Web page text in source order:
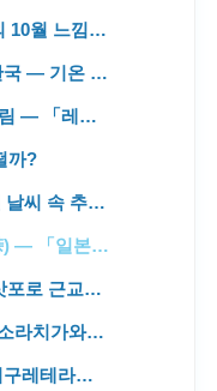
최고의 여행 타이밍
기온 비교표
링」이 정답
까?
추천 관광지
」에 뽑힌 대전망
하늘 놀이터」
리에 잠깐 멈추기
방·유이가독손